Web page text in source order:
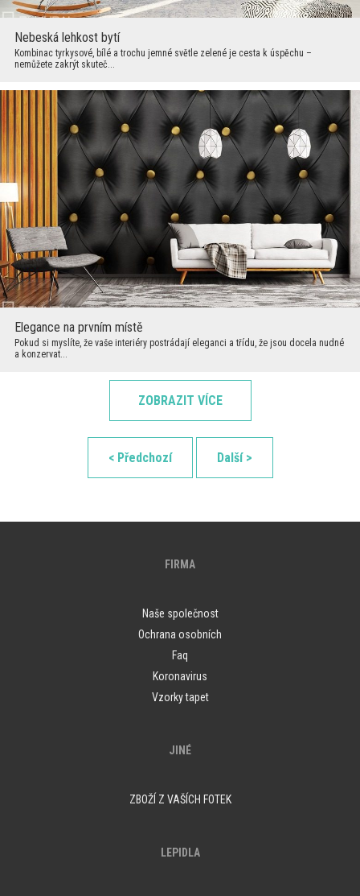
Nebeská lehkost bytí
Kombinac tyrkysové, bílé a trochu jemné světle zelené je cesta k úspěchu –
nemůžete zakrýt skuteč...
Elegance na prvním místě
Pokud si myslíte, že vaše interiéry postrádají eleganci a třídu, že jsou docela nudné
a konzervat...
ZOBRAZIT VÍCE
< Předchozí Další >
FIRMA
Naše společnost
Ochrana osobních
Faq
Koronavirus
Vzorky tapet
JINÉ
ZBOŽÍ Z VAŠÍCH FOTEK
LEPIDLA